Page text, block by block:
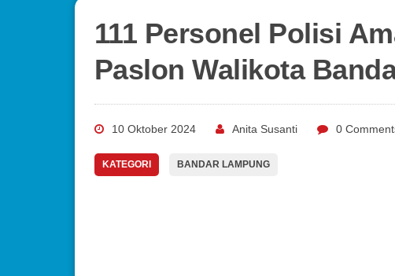
111 Personel Polisi
Paslon Walikota
10 Oktober 2024 Anita Susanti 0
KATEGORI BANDAR LAMPUNG